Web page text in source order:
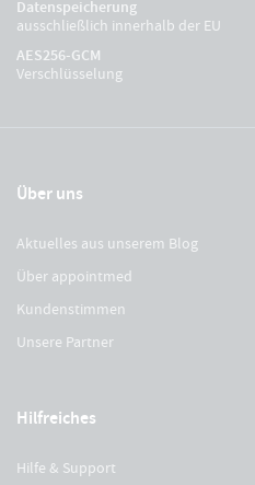
Datenspeicherung
ausschließlich innerhalb der EU
AES256-GCM
Verschlüsselung
Über uns
Aktuelles aus unserem Blog
Über appointmed
Kundenstimmen
Unsere Partner
Hilfreiches
Hilfe & Support